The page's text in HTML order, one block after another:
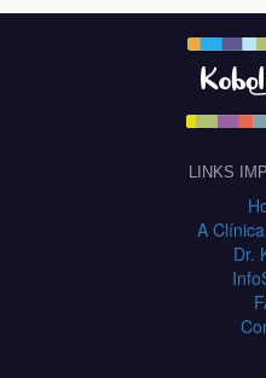
LINKS
A
Dr.